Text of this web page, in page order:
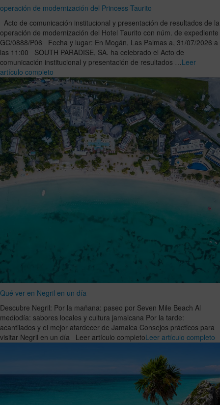
operación de modernización del Princess Taurito
Acto de comunicación institucional y presentación de resultados de la
operación de modernización del Hotel Taurito con núm. de expediente
GC/0888/P06 Fecha y lugar: En Mogán, Las Palmas a, 31/07/2026 a
las 11:00 SOUTH PARADISE, SA. ha celebrado el Acto de
comunicación institucional y presentación de resultados …Leer
artículo completo
Qué ver en Negril en un día
Descubre Negril: Por la mañana: paseo por Seven Mile Beach Al
mediodía: sabores locales y cultura jamaicana Por la tarde:
acantilados y el mejor atardecer de Jamaica Consejos prácticos para
visitar Negril en un día Leer artículo completoLeer artículo completo